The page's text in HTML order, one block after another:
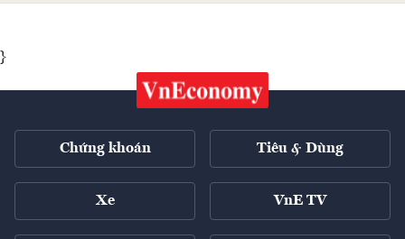
}
Chứng khoán Tiêu & Dùng
Xe VnE TV